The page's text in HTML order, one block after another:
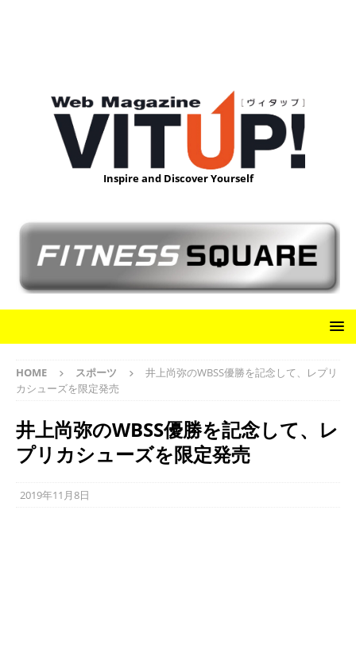
Inspire and Discover Yourself
HOME スポーツ
井上尚弥のWBSS優勝を記念して、レプリ
カシューズを限定発売
井上尚弥のWBSS優勝を記念して、レ
プリカシューズを限定発売
2019年11月8日